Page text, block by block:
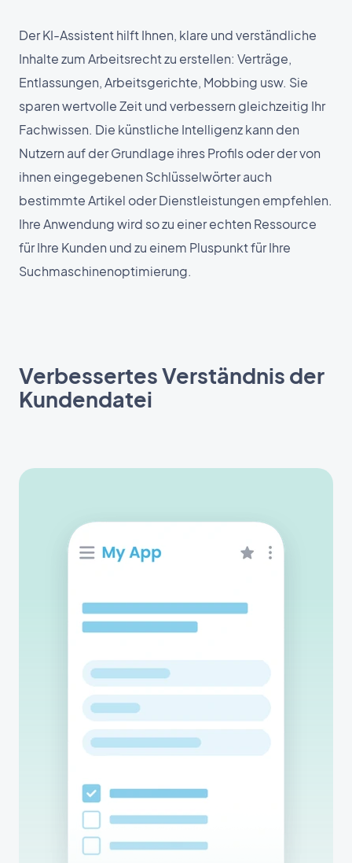
Der KI-Assistent hilft Ihnen, klare und verständliche
Inhalte zum Arbeitsrecht zu erstellen: Verträge,
Entlassungen, Arbeitsgerichte, Mobbing usw. Sie
sparen wertvolle Zeit und verbessern gleichzeitig Ihr
Fachwissen. Die künstliche Intelligenz kann den
Nutzern auf der Grundlage ihres Profils oder der von
ihnen eingegebenen Schlüsselwörter auch
bestimmte Artikel oder Dienstleistungen empfehlen.
Ihre Anwendung wird so zu einer echten Ressource
für Ihre Kunden und zu einem Pluspunkt für Ihre
Suchmaschinenoptimierung.
Verbessertes Verständnis der
Kundendatei